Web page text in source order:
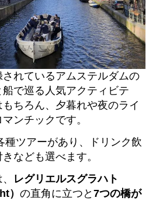
れているアムステルダムの
で巡る人気アクティビテ
もちろん、夕暮れや夜のライ
ンチックです。
種ツアーがあり、ドリンク飲
なども選べます。
レグリエルスグラハト
） の直角に立つと 7つの橋が